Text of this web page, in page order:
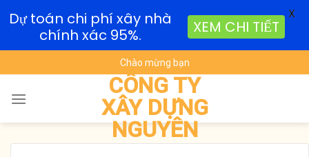
to
content
Chào mừng bạn
CÔNG TY
XÂY DỰNG
NGUYÊN
Dự toán chi phí xây nhà
chính xác 95%.
XEM CHI TIẾT
X